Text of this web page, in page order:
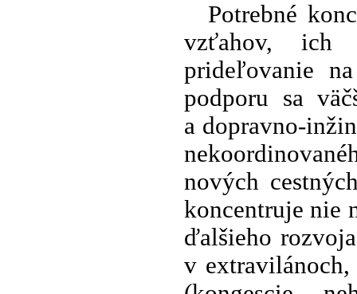
Potrebné
vzťahov, ich
prideľovanie
podporu sa
a dopravno-
nových
koncentruje nie
ďalšieho
v